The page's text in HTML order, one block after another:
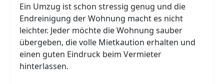
Ein Umzug ist schon stressig genug und die
Endreinigung der Wohnung macht es nicht
leichter. Jeder möchte die Wohnung sauber
übergeben, die volle Mietkaution erhalten und
einen guten Eindruck beim Vermieter
hinterlassen.